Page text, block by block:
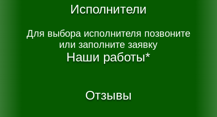
Исполнители
Для выбора исполнителя позвоните
или заполните заявку
Наши работы*
Отзывы